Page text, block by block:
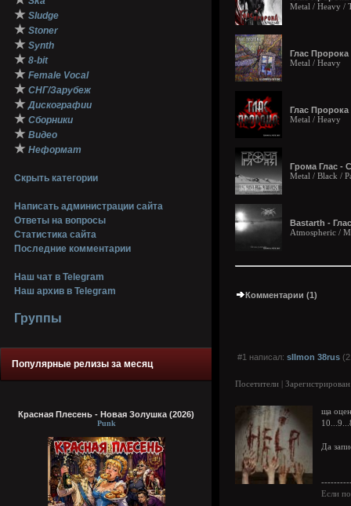
★ Sludge
★ Stoner
★ Synth
★ 8-bit
★ Female Vocal
★ СНГ/Зарубеж
★ Дискографии
★ Сборники
★ Видео
★ Неформат
Скрыть категории
Написать администрации сайта
Ответы на вопросы
Статистика сайта
Последние комментарии
Наш чат в Telegram
Наш архив в Telegram
Группы
Популярные релизы за месяц
Красная Плесень - Новая Золушка (2026)
Punk
Metal / Heavy /
Глас Пророка
Metal / Heavy
Глас
Metal / Heavy
Грома Глас -
Metal / Black /
Bastarth -
Atmospheric /
Комментарии (1)
#1 написал: sIImon 38rus
Посетители |
ща
Да
Если